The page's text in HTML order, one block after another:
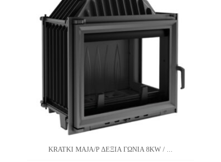
KRATKI MAJA/P ΔΕΞΙΑ ΓΩΝΙΑ 8KW / ...